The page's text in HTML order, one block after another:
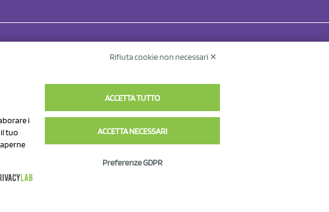
Contatti
Rifiuta cookie non necessari ✕
i
tuo
ACCETTA TUTTO
ACCETTA NECESSARI
Preferenze GDPR